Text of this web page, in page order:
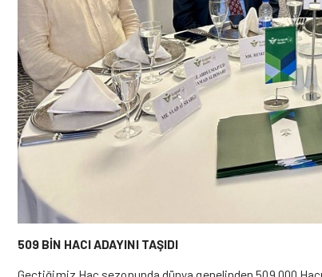
509 BİN HACI ADAYINI TAŞIDI